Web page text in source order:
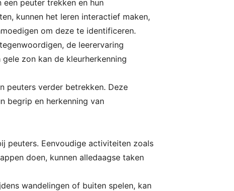
peuter trekken en hun
kunnen het leren interactief maken,
om deze te identificeren.
de leerervaring
zon kan de kleurherkenning
peuters verder betrekken. Deze
begrip en herkenning van
peuters. Eenvoudige activiteiten zoals
doen, kunnen alledaagse taken
wandelingen of buiten spelen, kan